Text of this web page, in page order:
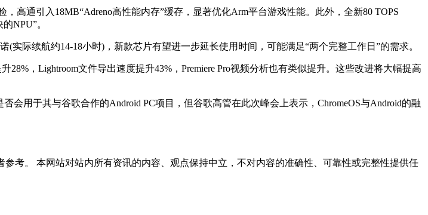
通引入18MB“Adreno高性能内存”缓存，显著优化Arm平台游戏性能。此外，全新80 TOPS
NPU”。
际续航约14-18小时)，新款芯片有望进一步延长使用时间，可能满足“两个完整工作日”的需求。
，Lightroom文件导出速度提升43%，Premiere Pro视频分析也有类似提升。这些改进将大幅提高
用于其与谷歌合作的Android PC项目，但谷歌高管在此次峰会上表示，ChromeOS与Android的融
考。 本网站对站内所有资讯的内容、观点保持中立，不对内容的准确性、可靠性或完整性提供任